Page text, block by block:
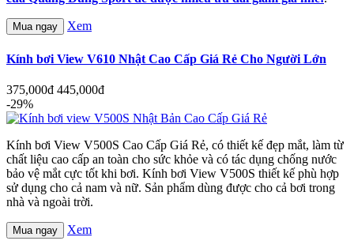
Mua ngay Xem
Kính bơi View V610 Nhật Cao Cấp Giá Rẻ Cho Người Lớn
375,000đ 445,000đ
-29%
Kính bơi View V500S Cao Cấp Giá Rẻ, có thiết kế đẹp mắt, làm từ
chất liệu cao cấp an toàn cho sức khỏe và có tác dụng chống nước
bảo vệ mắt cực tốt khi bơi. Kính bơi View V500S thiết kế phù hợp
sử dụng cho cả nam và nữ. Sản phẩm dùng được cho cả bơi trong
nhà và ngoài trời.
Mua ngay Xem